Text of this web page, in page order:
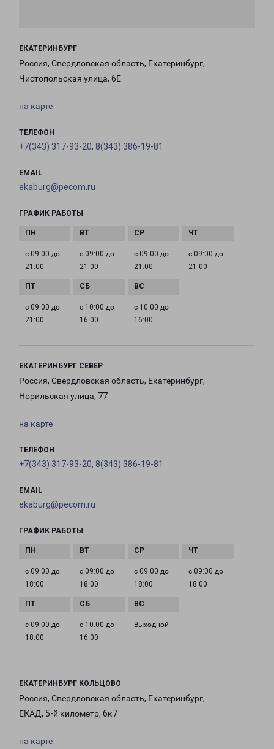
ЕКАТЕРИНБУРГ
Россия, Свердловская область, Екатеринбург,
Чистопольская улица, 6Е
на карте
ТЕЛЕФОН
+7(343) 317-93-20, 8(343) 386-19-81
EMAIL
ekaburg@pecom.ru
ГРАФИК РАБОТЫ
с 09:00 до
21:00
с 09:00 до
21:00
с 09:00 до
21:00
с 09:00 до
21:00
с 09:00 до
21:00
с 10:00 до
16:00
с 10:00 до
16:00
ЕКАТЕРИНБУРГ СЕВЕР
Россия, Свердловская область, Екатеринбург,
Норильская улица, 77
на карте
ТЕЛЕФОН
+7(343) 317-93-20, 8(343) 386-19-81
EMAIL
ekaburg@pecom.ru
ГРАФИК РАБОТЫ
с 09:00 до
18:00
с 09:00 до
18:00
с 09:00 до
18:00
с 09:00 до
18:00
с 09:00 до
18:00
с 10:00 до
16:00
Выходной
ЕКАТЕРИНБУРГ КОЛЬЦОВО
Россия, Свердловская область, Екатеринбург,
ЕКАД, 5-й километр, 6к7
на карте